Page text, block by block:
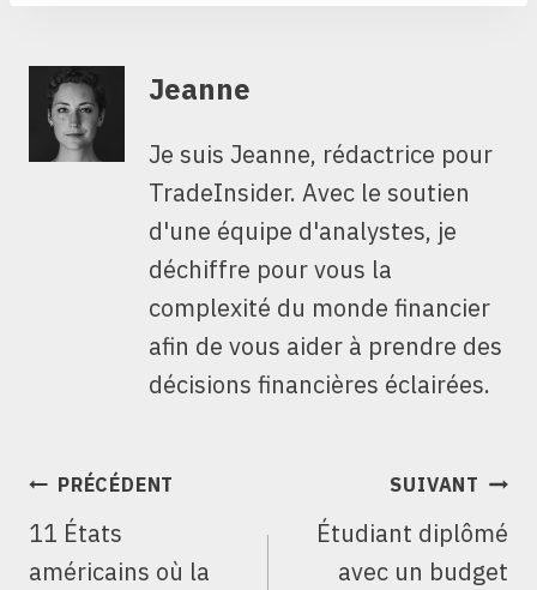
Jeanne
Je suis Jeanne, rédactrice pour
TradeInsider. Avec le soutien
d'une équipe d'analystes, je
déchiffre pour vous la
complexité du monde financier
afin de vous aider à prendre des
décisions financières éclairées.
NAVIGATION
L’ARTICLE
PRÉCÉDENT
11 États
américains où la
SUIVANT
Étudiant diplômé
avec un budget